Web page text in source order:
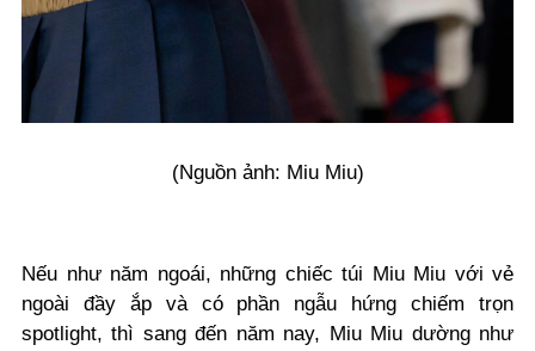
(Nguồn ảnh: Miu Miu)
Nếu như năm ngoái, những chiếc túi Miu Miu với vẻ
ngoài đầy ắp và có phần ngẫu hứng chiếm trọn
spotlight, thì sang đến năm nay, Miu Miu dường như